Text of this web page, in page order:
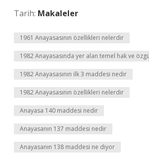
Tarih: Makaleler
1961 Anayasasının özellikleri nelerdir
1982 Anayasasında yer alan temel hak ve
1982 Anayasasının ilk 3 maddesi nedir
1982 Anayasasının özellikleri nelerdir
Anayasa 140 maddesi nedir
Anayasanın 137 maddesi nedir
Anayasanın 138 maddesi ne diyor